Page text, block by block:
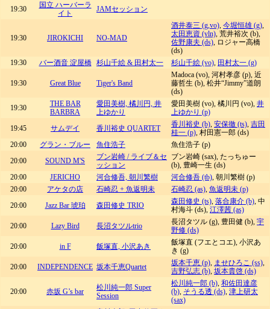
19:30
国立 ハーバーラ
イト
JAMセッション
19:30 JIROKICHI NO-MAD
酒井泰三 (g,vo), 今堀恒雄 (g),
太田恵資 (vln), 荒井裕次 (b),
佐野康夫 (ds), ロジャー高橋
(ds)
19:30
バー酒音 淀屋橋 杉山千絵 & 田村太一 杉山千絵 (vo), 田村太一 (g)
19:30 Great Blue Tiger's Band
Madoca (vo), 河村孝彦 (p), 近
藤哲生 (b), 松井“Jimmy”道朗
(ds)
19:30
THE BAR
BARBRA
愛田美樹, 橘川円, 井
上ゆかり
愛田美樹 (vo), 橘川円 (vo), 井
上ゆかり (p)
19:45
サムデイ 香川裕史 QUARTET 香川裕史 (b), 安保徹 (ts), 吉田
桂一 (p), 村田憲一郎 (ds)
20:00
グラン・ブルー 魚住浩子
魚住浩子 (p)
20:00
SOUND M'S
ブン岩崎 / ライブ＆セ
ッション
ブン岩崎 (sax), たっちゅー
(b), 豊崎一生 (ds)
20:00
JERICHO 河合修吾, 朝川繁樹 河合修吾 (tb), 朝川繁樹 (p)
20:00
アケタの店 石崎忍 + 魚返明未 石崎忍 (as), 魚返明未 (p)
20:00
Jazz Bar 琥珀 森田修史 TRIO 森田修史 (ts), 落合康介 (b), 中
村海斗 (ds), 江澤茜 (as)
20:00
Lazy Bird 長沼タツルtrio 長沼タツル (g), 豊田健 (b), 宇
野修 (ds)
20:00
in F 飯塚直, 小沢あき
飯塚直 (フエとコエ), 小沢あ
き (g)
20:00
INDEPENDENCE 坂本千恵Quartet 坂本千恵 (p), ませひろこ (ss),
吉野弘志 (b), 坂本貴啓 (ds)
20:00 赤坂 G’s bar
松川純一郎 Super
Session
松川純一郎 (b), 和佐田達彦
(b), そうる透 (ds), 津上研太
(sax)